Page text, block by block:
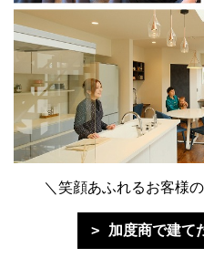
＼笑顔あふれるお客様
加度商で建て